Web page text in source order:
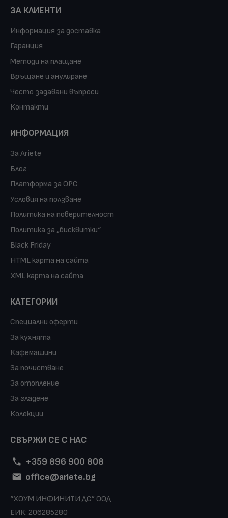
ЗА КЛИЕНТИ
Информация за доставка
Гаранция
Методи на плащане
Връщане и анулиране
Често задавани въпроси
Контакти
ИНФОРМАЦИЯ
За Ariete
Блог
Платформа за ОРС
Условия на ползване
Политика на поверителност
Политика за „бисквитки“
Black Friday
HTML карта на сайта
XML карта на сайта
КАТЕГОРИИ
Специални оферти
За кухнята
Кафемашини
За почистване
За отопление
За гладене
Колекции
СВЪРЖИ СЕ С НАС
+359 896 900 808
office@ariete.bg
“ХОУМ ИНФИНИТИ ДС” ООД
ЕИК: 206285280